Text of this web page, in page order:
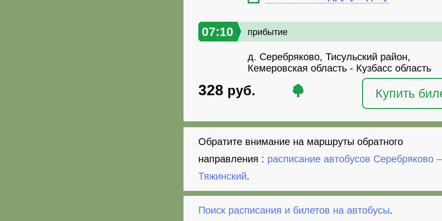
07:10 прибытие
д. Серебряково, Тисульский район,
Кемеровская область - Кузбасс область
328 руб. Купить
Обратите внимание на маршруты обратного
направления : расписание автобусов Серебряково
Тяжинский.
Поиск расписания и билетов на автобусы.